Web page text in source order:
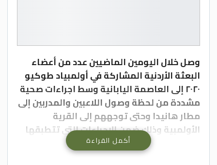
وصل خلال اليومين الماضيين عدد من أعضاء
البعثة الأردنية المشاركة في أولمبياد طوكيو
٢٠٢٠ إلى العاصمة اليابانية وسط اجراءات صحية
مشددة من لحظة وصول اللاعبين والمدربين إلى
مطار هانيدا وحتى توجههم إلى القرية
الأولمبية وذلك ضمن الإجراءات التي تتطبقها
اللجنة المنظمة المحلية والحكومة اليابانية
على الزوار للحد من انتشار فيروس كورونا.
أكمل القراءة